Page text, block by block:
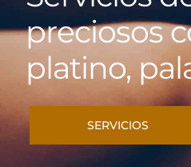
preciosos
platino,
SERVICIOS